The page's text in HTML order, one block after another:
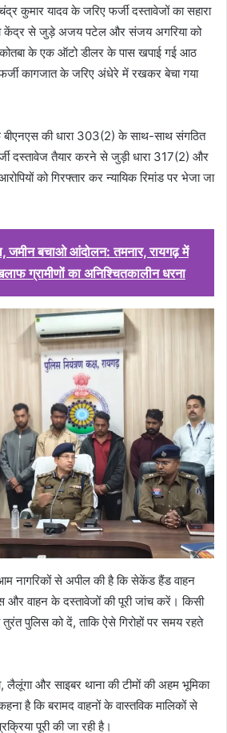
कुमार यादव के जरिए फर्जी दस्तावेजों का सहारा
केंद्र से जुड़े अजय पटेल और संजय अगरिया को
कोतबा के एक ऑटो डीलर के पास खपाई गई आठ
कागजात के जरिए अंधेरे में रखकर बेचा गया
बीएनएस की धारा 303(2) के साथ-साथ संगठित
दस्तावेज तैयार करने से जुड़ी धारा 317(2) और
को गिरफ्तार कर न्यायिक रिमांड पर भेजा जा
बचाओ आंदोलन: तमनार, रायगढ़ में
ग्रामीणों का अनिश्चितकालीन धरना
नागरिकों से अपील की है कि सेकेंड हैंड वाहन
वाहन के दस्तावेजों की पूरी जांच करें। किसी
तुरंत पुलिस को दें, ताकि ऐसे गिरोहों पर समय रहते
और साइबर थाना की टीमों की अहम भूमिका
है कि बरामद वाहनों के वास्तविक मालिकों से
पूरी की जा रही है।